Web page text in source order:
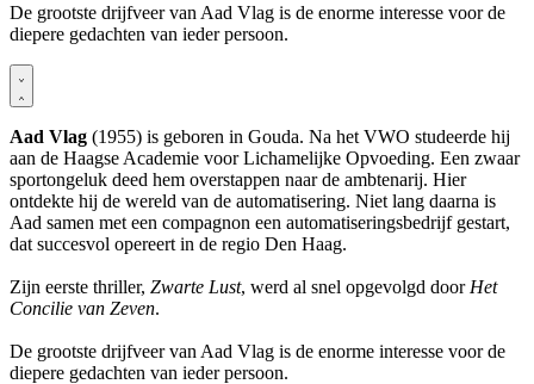
De grootste drijfveer van Aad Vlag is de enorme interesse voor de
diepere gedachten van ieder persoon.
Aad Vlag (1955) is geboren in Gouda. Na het VWO studeerde hij
aan de Haagse Academie voor Lichamelijke Opvoeding. Een zwaar
sportongeluk deed hem overstappen naar de ambtenarij. Hier
ontdekte hij de wereld van de automatisering. Niet lang daarna is
Aad samen met een compagnon een automatiseringsbedrijf gestart,
dat succesvol opereert in de regio Den Haag.
Zijn eerste thriller, Zwarte Lust, werd al snel opgevolgd door Het
Concilie van Zeven.
De grootste drijfveer van Aad Vlag is de enorme interesse voor de
diepere gedachten van ieder persoon.